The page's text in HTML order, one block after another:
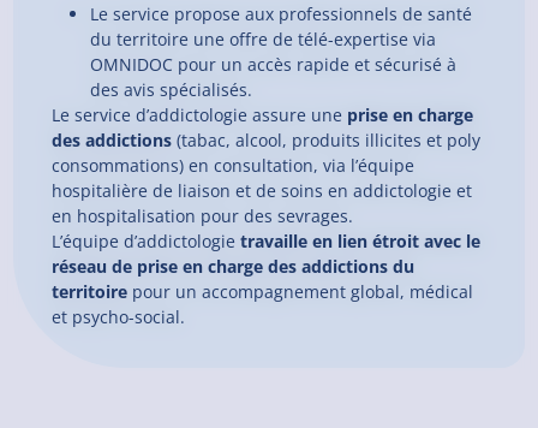
Le service propose aux professionnels de santé
du territoire une offre de télé-expertise via
OMNIDOC pour un accès rapide et sécurisé à
des avis spécialisés.
Le service d’addictologie assure une prise en charge
des addictions (tabac, alcool, produits illicites et poly
consommations) en consultation, via l’équipe
hospitalière de liaison et de soins en addictologie et
en hospitalisation pour des sevrages.
L’équipe d’addictologietravaille en lien étroit avec le
réseau de prise en charge des addictions du
territoire pour un accompagnement global, médical
et psycho-social.